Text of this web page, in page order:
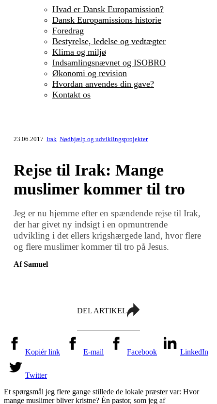
Hvad er Dansk Europamission?
Dansk Europamissions historie
Foredrag
Bestyrelse, ledelse og vedtægter
Klima og miljø
Indsamlingsnævnet og ISOBRO
Økonomi og revision
Hvordan anvendes din gave?
Kontakt os
23.06.2017 Irak Nødhjælp og udviklingsprojekter
Rejse til Irak: Mange
muslimer kommer til tro
Jeg er nu hjemme efter en spændende rejse til Irak,
der har givet ny indsigt i en opmuntrende
udvikling i det ellers krigshærgede land, hvor flere
og flere muslimer kommer til tro på Jesus.
Af Samuel
DEL ARTIKEL
Kopiér link E-mail Facebook LinkedIn
Twitter
Et spørgsmål jeg flere gange stillede de lokale præster var: Hvor
mange muslimer bliver kristne? Én pastor, som jeg af